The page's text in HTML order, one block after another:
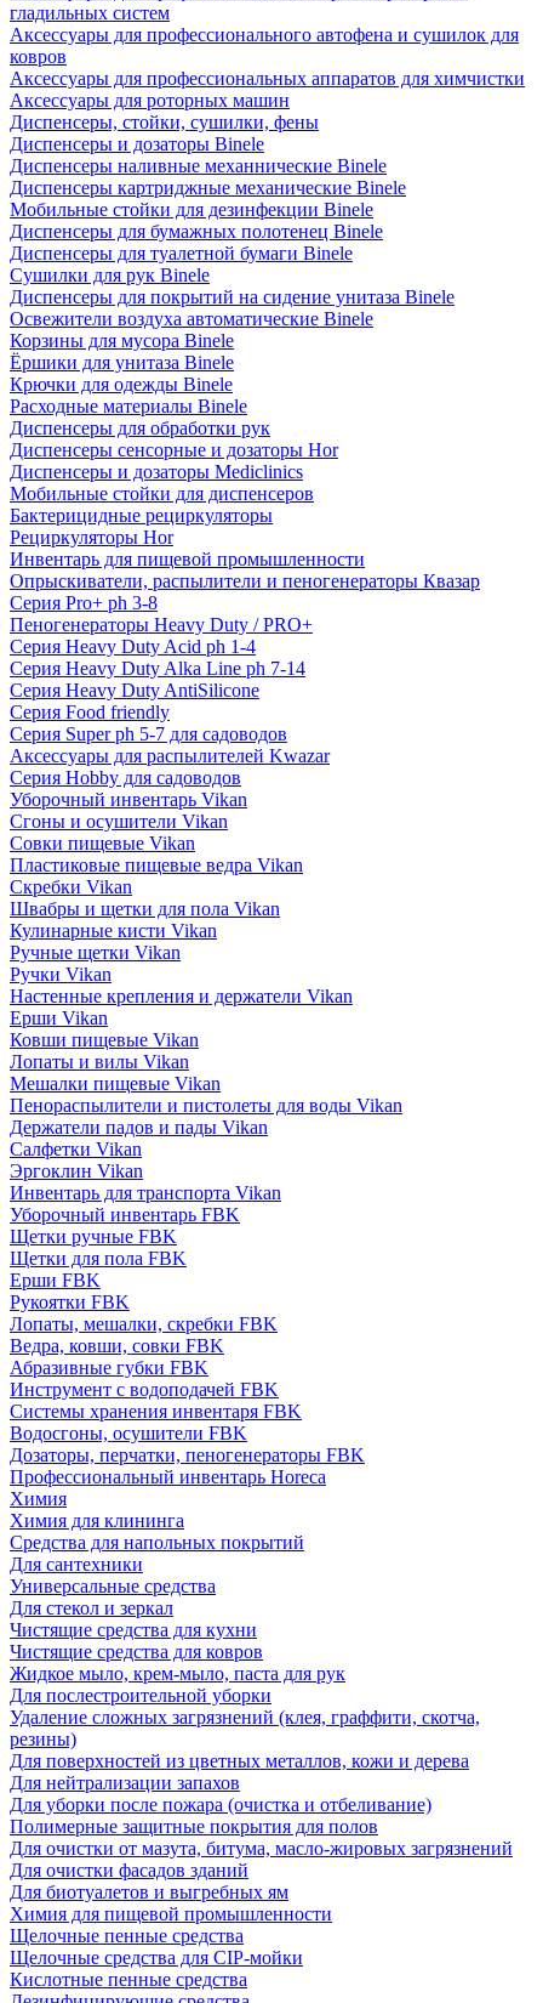
гладильных систем
Аксессуары для профессионального автофена и сушилок для
ковров
Аксессуары для профессиональных аппаратов для химчистки
Аксессуары для роторных машин
Диспенсеры, стойки, сушилки, фены
Диспенсеры и дозаторы Binele
Диспенсеры наливные механнические Binele
Диспенсеры картриджные механические Binele
Мобильные стойки для дезинфекции Binele
Диспенсеры для бумажных полотенец Binele
Диспенсеры для туалетной бумаги Binele
Сушилки для рук Binele
Диспенсеры для покрытий на сидение унитаза Binele
Освежители воздуха автоматические Binele
Корзины для мусора Binele
Ёршики для унитаза Binele
Крючки для одежды Binele
Расходные материалы Binele
Диспенсеры для обработки рук
Диспенсеры сенсорные и дозаторы Hor
Диспенсеры и дозаторы Mediclinics
Мобильные стойки для диспенсеров
Бактерицидные рециркуляторы
Рециркуляторы Hor
Инвентарь для пищевой промышленности
Опрыскиватели, распылители и пеногенераторы Квазар
Серия Pro+ ph 3-8
Пеногенераторы Heavy Duty / PRO+
Серия Heavy Duty Acid ph 1-4
Серия Heavy Duty Alka Line ph 7-14
Серия Heavy Duty AntiSilicone
Серия Food friendly
Серия Super ph 5-7 для садоводов
Аксессуары для распылителей Kwazar
Серия Hobby для садоводов
Уборочный инвентарь Vikan
Сгоны и осушители Vikan
Совки пищевые Vikan
Пластиковые пищевые ведра Vikan
Скребки Vikan
Швабры и щетки для пола Vikan
Кулинарные кисти Vikan
Ручные щетки Vikan
Ручки Vikan
Настенные крепления и держатели Vikan
Ерши Vikan
Ковши пищевые Vikan
Лопаты и вилы Vikan
Мешалки пищевые Vikan
Пенораспылители и пистолеты для воды Vikan
Держатели падов и пады Vikan
Салфетки Vikan
Эргоклин Vikan
Инвентарь для транспорта Vikan
Уборочный инвентарь FBK
Щетки ручные FBK
Щетки для пола FBK
Ерши FBK
Рукоятки FBK
Лопаты, мешалки, скребки FBK
Ведра, ковши, совки FBK
Абразивные губки FBK
Инструмент с водоподачей FBK
Системы хранения инвентаря FBK
Водосгоны, осушители FBK
Дозаторы, перчатки, пеногенераторы FBK
Профессиональный инвентарь Horeca
Химия
Химия для клининга
Средства для напольных покрытий
Для сантехники
Универсальные средства
Для стекол и зеркал
Чистящие средства для кухни
Чистящие средства для ковров
Жидкое мыло, крем-мыло, паста для рук
Для послестроительной уборки
Удаление сложных загрязнений (клея, граффити, скотча,
резины)
Для поверхностей из цветных металлов, кожи и дерева
Для нейтрализации запахов
Для уборки после пожара (очистка и отбеливание)
Полимерные защитные покрытия для полов
Для очистки от мазута, битума, масло-жировых загрязнений
Для очистки фасадов зданий
Для биотуалетов и выгребных ям
Химия для пищевой промышленности
Щелочные пенные средства
Щелочные средства для CIP-мойки
Кислотные пенные средства